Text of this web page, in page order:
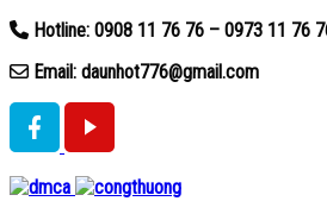
Hotline: 0908 11 76 76 – 0973 11 76
Email: daunhot776@gmail.com